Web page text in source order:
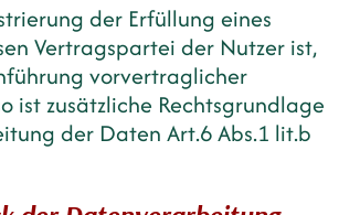
der Erfüllung eines
Vertragspartei der Nutzer ist,
vorvertraglicher
ist zusätzliche Rechtsgrundlage
der Daten Art.6 Abs.1 lit.b